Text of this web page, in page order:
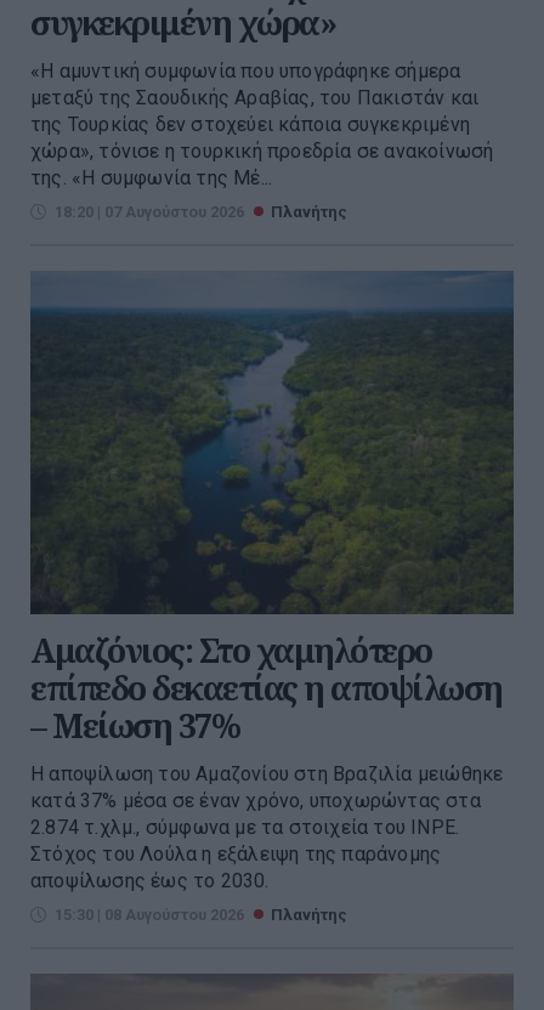
συγκεκριμένη χώρα»
«Η αμυντική συμφωνία που υπογράφηκε σήμερα
μεταξύ της Σαουδικής Αραβίας, του Πακιστάν και
της Τουρκίας δεν στοχεύει κάποια συγκεκριμένη
χώρα», τόνισε η τουρκική προεδρία σε ανακοίνωσή
της. «Η συμφωνία της Μέ...
18:20 | 07 Αυγούστου 2026 Πλανήτης
Αμαζόνιος: Στο χαμηλότερο
επίπεδο δεκαετίας η αποψίλωση
– Μείωση 37%
Η αποψίλωση του Αμαζονίου στη Βραζιλία μειώθηκε
κατά 37% μέσα σε έναν χρόνο, υποχωρώντας στα
2.874 τ.χλμ., σύμφωνα με τα στοιχεία του INPE.
Στόχος του Λούλα η εξάλειψη της παράνομης
αποψίλωσης έως το 2030.
15:30 | 08 Αυγούστου 2026 Πλανήτης